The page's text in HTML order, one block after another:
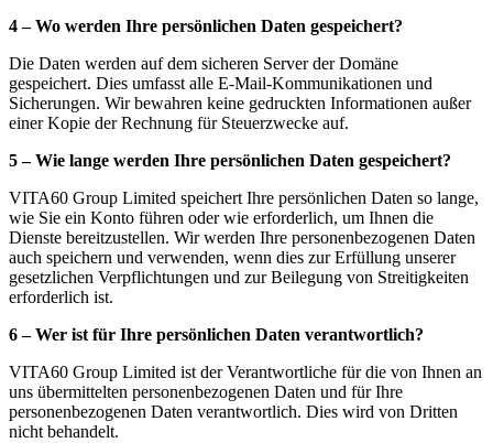
4 – Wo werden Ihre persönlichen Daten gespeichert?
Die Daten werden auf dem sicheren Server der Domäne
gespeichert. Dies umfasst alle E-Mail-Kommunikationen und
Sicherungen. Wir bewahren keine gedruckten Informationen außer
einer Kopie der Rechnung für Steuerzwecke auf.
5 – Wie lange werden Ihre persönlichen Daten gespeichert?
VITA60 Group Limited speichert Ihre persönlichen Daten so lange,
wie Sie ein Konto führen oder wie erforderlich, um Ihnen die
Dienste bereitzustellen. Wir werden Ihre personenbezogenen Daten
auch speichern und verwenden, wenn dies zur Erfüllung unserer
gesetzlichen Verpflichtungen und zur Beilegung von Streitigkeiten
erforderlich ist.
6 – Wer ist für Ihre persönlichen Daten verantwortlich?
VITA60 Group Limited ist der Verantwortliche für die von Ihnen an
uns übermittelten personenbezogenen Daten und für Ihre
personenbezogenen Daten verantwortlich. Dies wird von Dritten
nicht behandelt.